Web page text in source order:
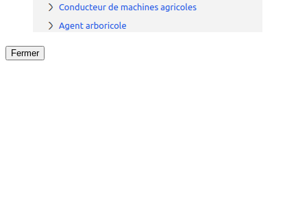
Fermer